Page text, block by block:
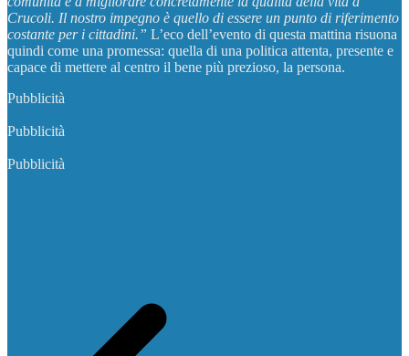
Crucoli. Il nostro impegno è quello di essere un punto di riferimento
costante per i cittadini.” L’eco dell’evento di questa mattina risuona
quindi come una promessa: quella di una politica attenta, presente e
capace di mettere al centro il bene più prezioso, la persona.
Pubblicità
Pubblicità
Pubblicità